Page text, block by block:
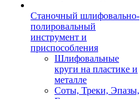
Станочный шлифовально-
полировальный
инструмент и
приспособления
Шлифовальные
круги на пластике и
металле
Соты, Треки, Эпазы,